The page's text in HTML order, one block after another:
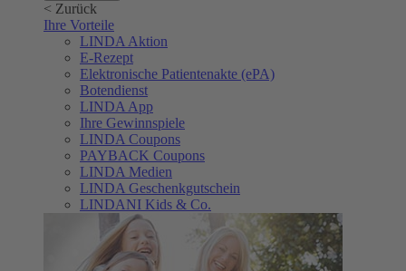
< Zurück
Ihre Vorteile
LINDA Aktion
E-Rezept
Elektronische Patientenakte (ePA)
Botendienst
LINDA App
Ihre Gewinnspiele
LINDA Coupons
PAYBACK Coupons
LINDA Medien
LINDA Geschenkgutschein
LINDANI Kids & Co.